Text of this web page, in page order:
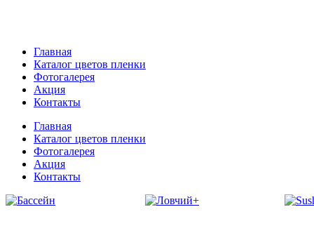
Главная
Каталог цветов пленки
Фотогалерея
Акция
Контакты
Главная
Каталог цветов пленки
Фотогалерея
Акция
Контакты